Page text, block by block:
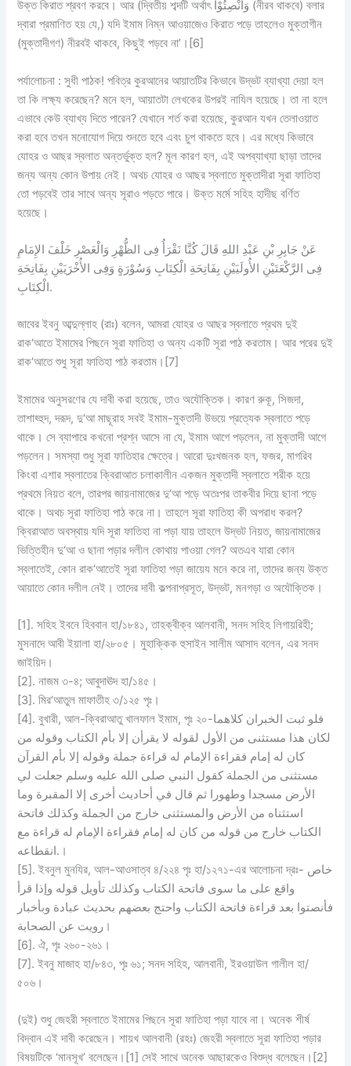
উক্ত কিরাত শ্রবণ করবে। আর (দ্বিতীয় শব্দটি অর্থাৎ وَأَنْصِتُوْا (নীরব থাকবে) বলার
দ্বারা প্রমাণিত হয় যে,) যদি ইমাম নিম্ন আওয়াজেও কিরাত পড়ে তাহলেও মুক্তাগীন
(মুক্তাদীগণ) নীরবই থাকবে, কিছুই পড়বে না’।[6]
পর্যালোচনা : সুধী পাঠক! পবিত্র কুরআনের আয়াতটির কিভাবে উদ্ভট ব্যাখ্যা দেয়া হল
তা কি লক্ষ্য করেছেন? মনে হল, আয়াতটা লেখকের উপরই নাযিল হয়েছে। তা না হলে
এভাবে কেউ ব্যাখ্য দিতে পারেন? যেখানে শর্ত করা হয়েছে, কুরআন যখন তেলাওয়াত
করা হবে তখন মনোযোগ দিয়ে শুনতে হবে এবং চুপ থাকতে হবে। এর মধ্যে কিভাবে
যোহর ও আছর স্বলাত অন্তর্ভুক্ত হল? মূল কারণ হল, এই অপব্যাখ্যা ছাড়া তাদের
জন্য অন্য কোন উপায় নেই। অথচ যোহর ও আছর স্বলাতে মুক্তাদীরা সূরা ফাতিহা
তো পড়বেই তার সাথে অন্য সূরাও পড়তে পারে। উক্ত মর্মে সহিহ হাদীছ বর্ণিত
হয়েছে।
عَنْ جَابِرِ بْنِ عَبْدِ اللهِ قَالَ كُنَّا نَقْرَأُ فِى الظُّهْرِ وَالْعَصْرِ خَلْفَ الإِمَامِ
فِى الرَّكْعَتَيْنِ الأُولَيَيْنِ بِفَاتِحَةِ الْكِتَابِ وَسُوْرَةٍ وَفِى الأُخْرَيَيْنِ بِفَاتِحَةِ
الْكِتَابِ.
জাবের ইবনু আব্দুল্লাহ (রাঃ) বলেন, আমরা যোহর ও আছর স্বলাতে প্রথম দুই
রাক‘আতে ইমামের পিছনে সূরা ফাতিহা ও অন্য একটি সূরা পাঠ করতাম। আর পরের দুই
রাক‘আতে শুধু সূরা ফাতিহা পাঠ করতাম।[7]
ইমামের অনুসরণের যে দাবী করা হয়েছে, তাও অযৌক্তিক। কারণ রুকূ, সিজদা,
তাশাহ্হুদ, দরূদ, দু‘আ মাছূরাহ সবই ইমাম-মুক্তাদী উভয়ে প্রত্যেক স্বলাতে পড়ে
থাকে। সে ব্যাপারে কখনো প্রশ্ন আসে না যে, ইমাম আগে পড়লেন, না মুক্তাদী আগে
পড়লেন। সমস্যা শুধু সূরা ফাতিহার ক্ষেত্রে। আরো দুঃখজনক হল, ফজর, মাগরিব
কিংবা এশার স্বলাতের ক্বিরাআত চলাকালীন একজন মুক্তাদী স্বলাতে শরীক হয়ে
প্রথমে নিয়ত বলে, তারপর জায়নামাজের দু‘আ পড়ে অতঃপর তাকবীর দিয়ে ছানা পড়ে
থাকে। অথচ সূরা ফাতিহা পাঠ করে না। তাহলে সূরা ফাতিহা কী অপরাধ করল?
ক্বিরাআত অবস্থায় যদি সূরা ফাতিহা না পড়া যায় তাহলে উদ্ভট নিয়ত, জায়নামাজের
ভিত্তিহীন দু‘আ ও ছানা পড়ার দলীল কোথায় পাওয়া গেল? অতএব যারা কোন
স্বলাতেই, কোন রাক‘আতেই সূরা ফাতিহা পড়া জায়েয মনে করে না, তাদের জন্য উক্ত
আয়াতে কোন দলীল নেই। তাদের দাবী কল্পনাপ্রসূত, উদ্ভট, মনগড়া ও অযৌক্তিক।
[1]. সহিহ ইবনে হিববান হা/১৮৪১, তাহক্বীক্ব আলবানী, সনদ সহিহ লিগায়রিহী;
মুসনাদে আবী ইয়ালা হা/২৮০৫। মুহাক্কিক হুসাইন সালীম আসাদ বলেন, এর সনদ
জাইয়িদ।
[2]. নাজম ৩-৪; আবুদাঊদ হা/১৪৫।
[3]. মির‘আতুল মাফাতীহ ৩/১২৫ পৃঃ।
[4]. বুখারী, আল-ক্বিরাআতু খালফাল ইমাম, পৃঃ ২০-فلو ثبت الخبران كلاهما
لكان هذا مستثنى من الأول لقوله لا يقرأن إلا بأم الكتاب وقوله من
كان له إمام فقراءة الإمام له قراءة جملة وقوله إلا بأم القرآن
مستثنى من الجملة كقول النبي صلى الله عليه وسلم جعلت لي
الأرض مسجدا وطهورا ثم قال في أحاديث أخرى إلا المقبرة وما
استثناه من الأرض والمستثنى خارج من الجملة وكذلك فاتحة
الكتاب خارج من قوله من كان له إمام فقراءة الإمام له قراءة مع
انقطاعه.।
[5]. ইবনুল মুনযির, আল-আওসাত্ব ৪/২২৪ পৃঃ হা/১২৭১-এর আলোচনা দ্রঃ- خاص
واقع على ما سوى فاتحة الكتاب وكذلك تأويل قوله وإذا قرأ
فأنصتوا بعد قراءة فاتحة الكتاب واحتج بعضهم بحديث عبادة وبأخبار
رويت عن الصحابة।
[6]. ঐ, পৃঃ ২৬০-২৬১।
[7]. ইবনু মাজাহ হা/৮৪৩, পৃঃ ৬১; সনদ সহিহ, আলবানী, ইরওয়াউল গালীল হা/
৫০৬।
(দুই) শুধু জেহরী স্বলাতে ইমামের পিছনে সূরা ফাতিহা পড়া যাবে না। অনেক শীর্ষ
বিদ্বান এই দাবী করেছেন। শায়খ আলবানী (রহঃ) জেহরী স্বলাতে সূরা ফাতিহা পড়ার
বিষয়টিকে ‘মানসূখ’ বলেছেন।[1] সেই সাথে অনেক আছারকেও বিশুদ্ধ বলেছেন।[2]